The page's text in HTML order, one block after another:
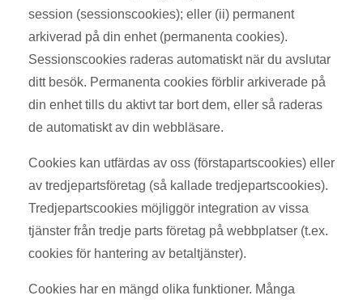
session (sessionscookies); eller (ii) permanent
arkiverad på din enhet (permanenta cookies).
Sessionscookies raderas automatiskt när du avslutar
ditt besök. Permanenta cookies förblir arkiverade på
din enhet tills du aktivt tar bort dem, eller så raderas
de automatiskt av din webbläsare.
Cookies kan utfärdas av oss (förstapartscookies) eller
av tredjepartsföretag (så kallade tredjepartscookies).
Tredjepartscookies möjliggör integration av vissa
tjänster från tredje parts företag på webbplatser (t.ex.
cookies för hantering av betaltjänster).
Cookies har en mängd olika funktioner. Många